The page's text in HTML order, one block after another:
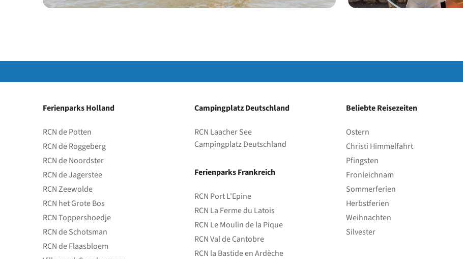
Ferienparks Holland
RCN de Potten
RCN de Roggeberg
RCN de Noordster
RCN de Jagerstee
RCN Zeewolde
RCN het Grote Bos
RCN Toppershoedje
RCN de Schotsman
RCN de Flaasbloem
Campingplatz Deutschland
RCN Laacher See
Campingplatz Deutschland
Ferienparks Frankreich
RCN Port L'Epine
RCN La Ferme du Latois
RCN Le Moulin de la Pique
RCN Val de Cantobre
RCN la Bastide en Ardèche
Beliebte Reisezeiten
Ostern
Christi Himmelfahrt
Pfingsten
Fronleichnam
Sommerferien
Herbstferien
Weihnachten
Silvester